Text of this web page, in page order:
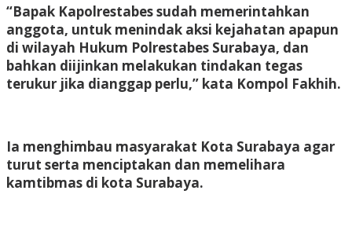
“Bapak Kapolrestabes sudah memerintahkan
anggota, untuk menindak aksi kejahatan apapun
di wilayah Hukum Polrestabes Surabaya, dan
bahkan diijinkan melakukan tindakan tegas
terukur jika dianggap perlu,” kata Kompol Fakhih.
Ia menghimbau masyarakat Kota Surabaya agar
turut serta menciptakan dan memelihara
kamtibmas di kota Surabaya.